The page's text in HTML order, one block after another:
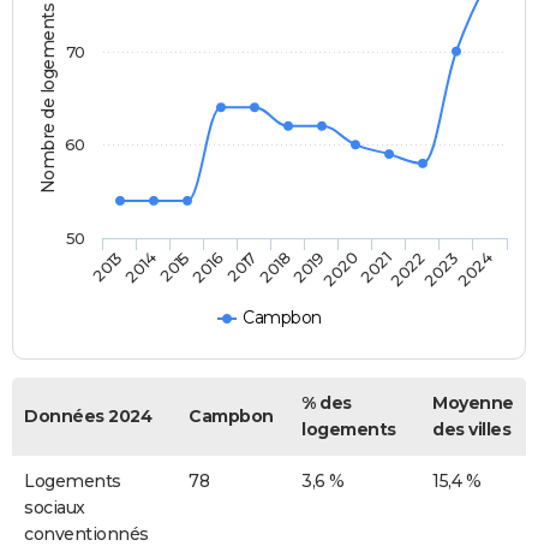
Nombre de logements
Campbon
201320142015201620172018201920202021202220232024
50
60
70
Données 2024 Campbon
% des
logements
Moyenne
des villes
Logements
sociaux
conventionnés
78 3,6 % 15,4 %